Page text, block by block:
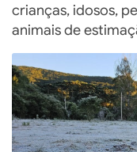
crianças, idosos,
animais de